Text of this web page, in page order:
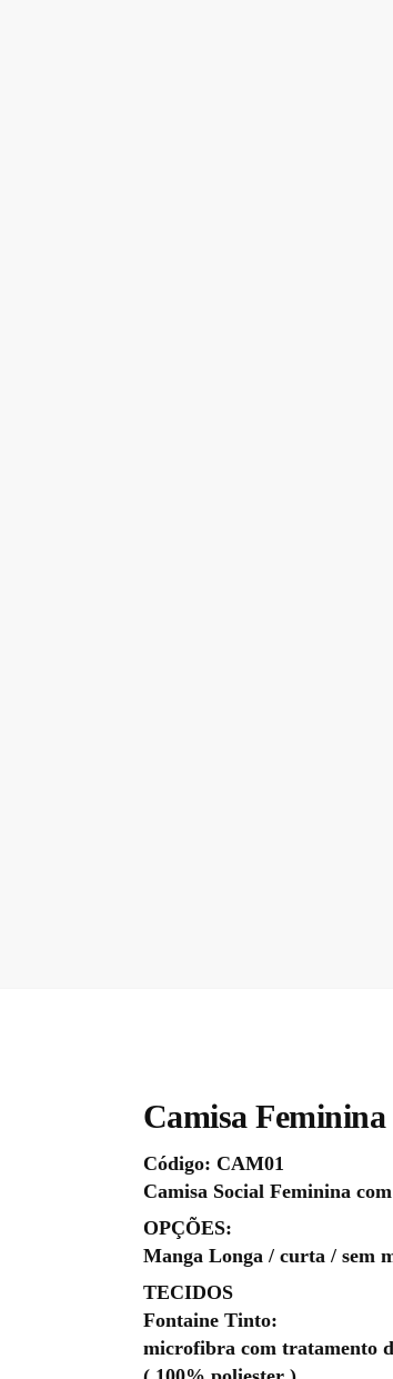
Camisa Feminina
Código: CAM01
Camisa Social Feminina
OPÇÕES:
Manga Longa / curta / sem
TECIDOS
Fontaine Tinto:
microfibra com tratamento